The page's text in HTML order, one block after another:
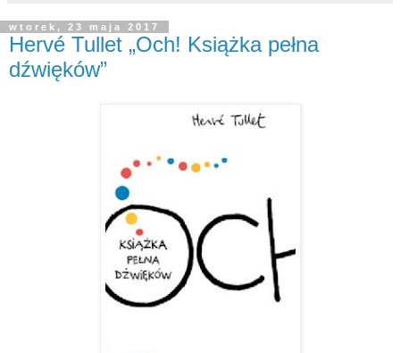
wtorek, 23 maja 2017
Hervé Tullet „Och! Książka pełna
dźwięków”